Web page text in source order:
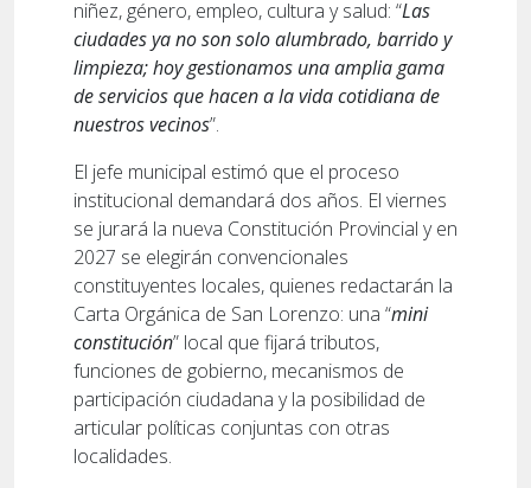
niñez, género, empleo, cultura y salud: “Las
ciudades ya no son solo alumbrado, barrido y
limpieza; hoy gestionamos una amplia gama
de servicios que hacen a la vida cotidiana de
nuestros vecinos”.
El jefe municipal estimó que el proceso
institucional demandará dos años. El viernes
se jurará la nueva Constitución Provincial y en
2027 se elegirán convencionales
constituyentes locales, quienes redactarán la
Carta Orgánica de San Lorenzo: una “mini
constitución” local que fijará tributos,
funciones de gobierno, mecanismos de
participación ciudadana y la posibilidad de
articular políticas conjuntas con otras
localidades.